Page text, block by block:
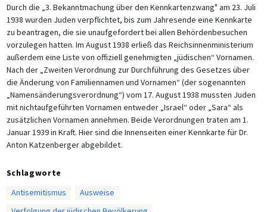
Durch die „3. Bekanntmachung über den Kennkartenzwang" am 23. Juli
1938 wurden Juden verpflichtet, bis zum Jahresende eine Kennkarte
zu beantragen, die sie unaufgefordert bei allen Behördenbesuchen
vorzulegen hatten. Im August 1938 erließ das Reichsinnenministerium
außerdem eine Liste von offiziell genehmigten „jüdischen“ Vornamen.
Nach der „Zweiten Verordnung zur Durchführung des Gesetzes über
die Änderung von Familiennamen und Vornamen“ (der sogenannten
„Namensänderungsverordnung“) vom 17. August 1938 mussten Juden
mit nichtaufgeführten Vornamen entweder „Israel“ oder „Sara“ als
zusätzlichen Vornamen annehmen. Beide Verordnungen traten am 1.
Januar 1939 in Kraft. Hier sind die Innenseiten einer Kennkarte für Dr.
Anton Katzenberger abgebildet.
Schlagworte
Antisemitismus
Ausweise